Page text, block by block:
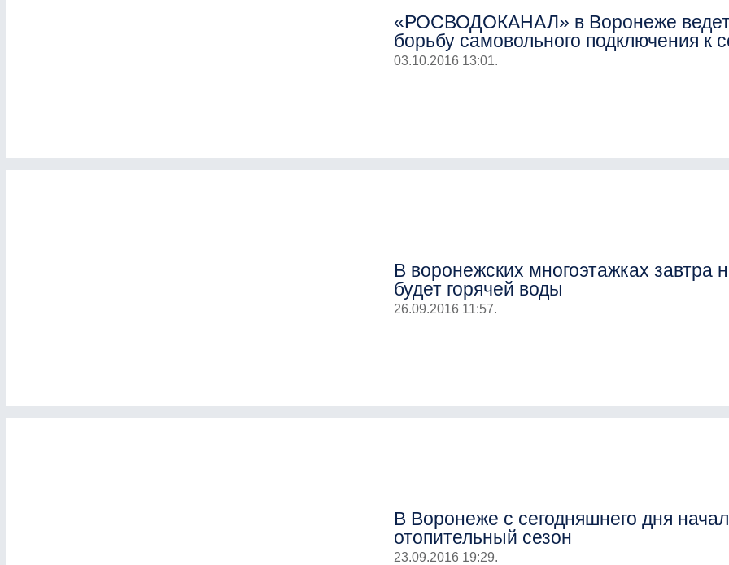
«РОСВОДОКАНАЛ» в Воронеже
борьбу самовольного подключения к
03.10.2016 13:01.
В воронежских многоэтажках завтра
будет горячей воды
26.09.2016 11:57.
В Воронеже с сегодняшнего дня
отопительный сезон
23.09.2016 19:29.